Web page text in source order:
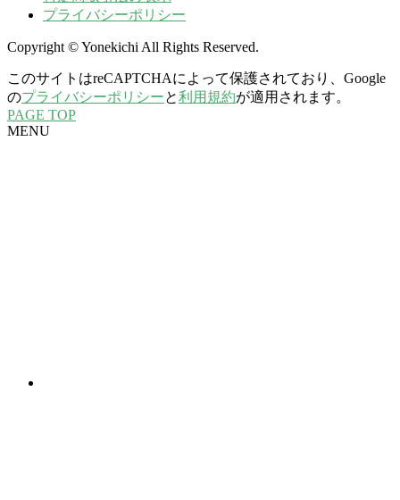
プライバシーポリシー
Copyright © Yonekichi All Rights Reserved.
このサイトはreCAPTCHAによって保護されており、Google
のプライバシーポリシーと利用規約が適用されます。
PAGE TOP
MENU